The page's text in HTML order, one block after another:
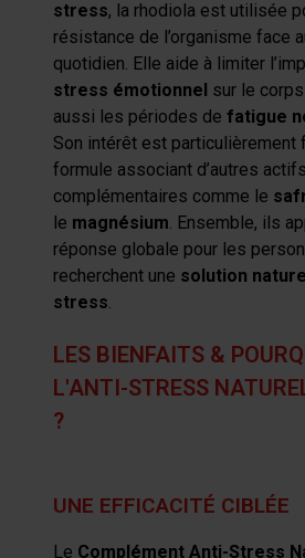
stress, la rhodiola est utilisée
résistance de l’organisme face
quotidien. Elle aide à limiter
stress émotionnel sur le
aussi les périodes de fatigue
Son intérêt est particulièrement
formule associant d’autres actifs
complémentaires comme le
le magnésium. Ensemble, ils
réponse globale pour les
recherchent une solution
stress.
LES BIENFAITS &
L'ANTI-STRESS
?
UNE EFFICACITÉ CIBLÉE
Le Complément Anti-Stress